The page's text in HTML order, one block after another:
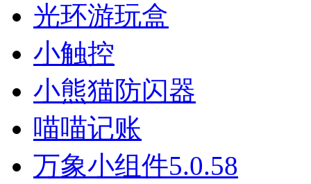
光环游玩盒
小触控
小熊猫防闪器
喵喵记账
万象小组件5.0.58